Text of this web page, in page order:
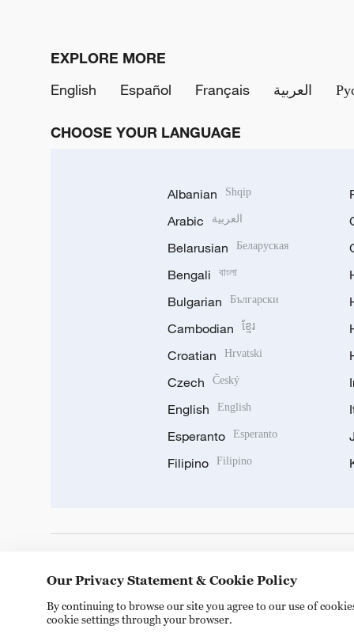
EXPLORE MORE
English
Español Français العربية
CHOOSE YOUR LANGUAGE
Albanian Shqip
Arabic العربية
Belarusian Беларуская
Bengali বাংলা
Bulgarian Български
Cambodian ខ្មែរ
Croatian Hrvatski
Czech Český
English English
Esperanto Esperanto
Filipino Filipino
Our Privacy Statement & Cookie Policy
By continuing to browse our site you agree to our use of
cookie settings through your browser.